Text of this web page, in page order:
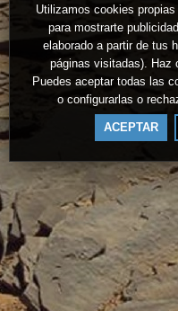
Utilizamos cookies
para mostrarte
elaborado a partir de tus
páginas visitadas). Haz
Puedes aceptar todas las
o configurarlas o
ACEPTAR